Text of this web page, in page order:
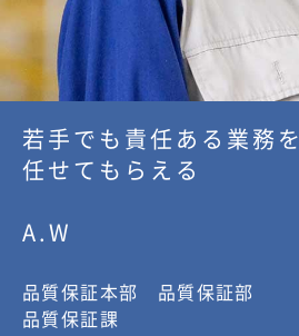
若手でも責任ある業務を
任せてもらえる
A.W
品質保証本部 品質保証部
品質保証課